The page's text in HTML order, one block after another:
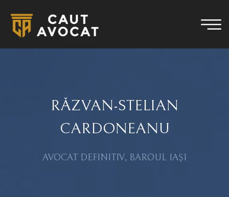
RĂZVAN-STELIAN
CARDONEANU
AVOCAT DEFINITIV, BAROUL IAȘI